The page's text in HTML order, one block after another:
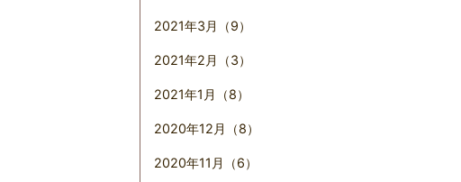
2021年3月（9）
2021年2月（3）
2021年1月（8）
2020年12月（8）
2020年11月（6）